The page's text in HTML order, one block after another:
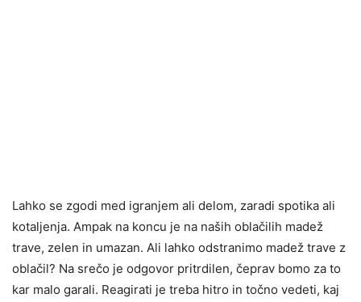
Lahko se zgodi med igranjem ali delom, zaradi spotika ali
kotaljenja. Ampak na koncu je na naših oblačilih madež
trave, zelen in umazan. Ali lahko odstranimo madež trave z
oblačil? Na srečo je odgovor pritrdilen, čeprav bomo za to
kar malo garali. Reagirati je treba hitro in točno vedeti, kaj